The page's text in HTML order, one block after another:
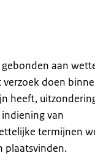
aan
doen
heeft,
van
termijnen
plaatsvinden.